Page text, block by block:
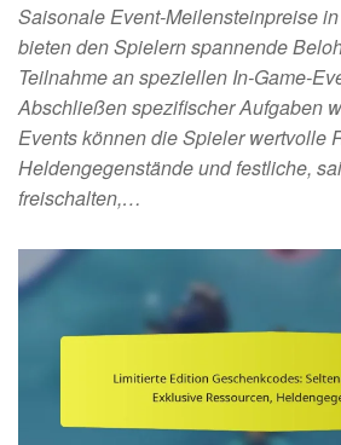
Saisonale Event-Meilensteinpreise
bieten den Spielern spannende
Teilnahme an speziellen In-Game-
Abschließen spezifischer Aufgaben
Events können die Spieler wertvolle
Heldengegenstände und festliche,
freischalten,…